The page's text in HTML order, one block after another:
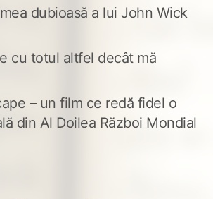
dubioasă a lui John Wick
cu totul altfel decât mă
– un film ce redă fidel o
din Al Doilea Război Mondial